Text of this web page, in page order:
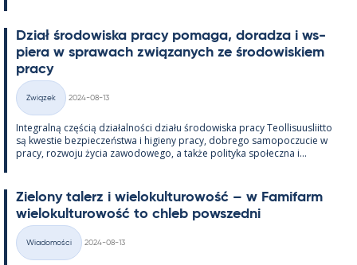
Dział śro­dowiska pracy po­maga, do­radza i ws­
piera w sprawach związa­nych ze śro­dowis­kiem
pracy
Kategorie
Związek
2024-08-13
In­te­gralną częścią działal­ności działu śro­dowiska pracy Teol­li­suus­liitto
są kwes­tie bez­pieczeństwa i hi­gieny pracy, dobrego sa­mo­poczucie w
pracy, rozwoju życia zawo­dowego, a także po­li­tyka społeczna i...
Zie­lony ta­lerz i wie­lo­kul­tu­rowość – w Fa­mi­farm
wie­lo­kul­tu­rowość to ch­leb powszedni
Kategorie
Wiadomości
2024-08-13